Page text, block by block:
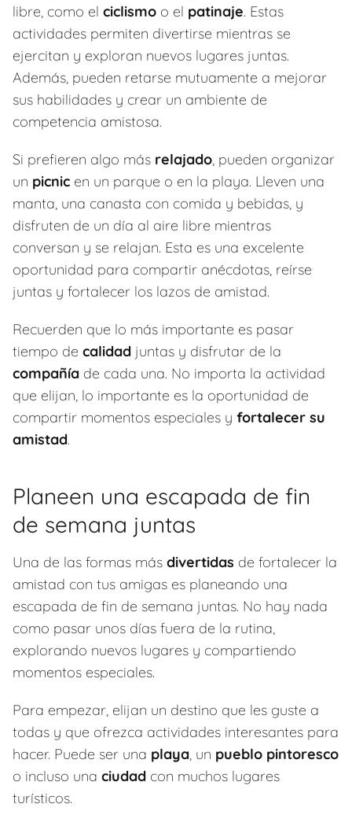
libre, como el ciclismo o el patinaje. Estas
actividades permiten divertirse mientras se
ejercitan y exploran nuevos lugares juntas.
Además, pueden retarse mutuamente a mejorar
sus habilidades y crear un ambiente de
competencia amistosa.
Si prefieren algo más relajado, pueden organizar
un picnic en un parque o en la playa. Lleven una
manta, una canasta con comida y bebidas, y
disfruten de un día al aire libre mientras
conversan y se relajan. Esta es una excelente
oportunidad para compartir anécdotas, reírse
juntas y fortalecer los lazos de amistad.
Recuerden que lo más importante es pasar
tiempo de calidad juntas y disfrutar de la
compañía de cada una. No importa la actividad
que elijan, lo importante es la oportunidad de
compartir momentos especiales y fortalecer su
amistad.
Planeen una escapada de fin
de semana juntas
Una de las formas más divertidas de fortalecer la
amistad con tus amigas es planeando una
escapada de fin de semana juntas. No hay nada
como pasar unos días fuera de la rutina,
explorando nuevos lugares y compartiendo
momentos especiales.
Para empezar, elijan un destino que les guste a
todas y que ofrezca actividades interesantes para
hacer. Puede ser una playa, un pueblo pintoresco
o incluso una ciudad con muchos lugares
turísticos.